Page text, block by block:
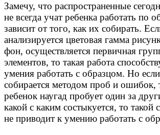
Замечу, что распространенные
не всегда учат ребенка работать по
зависит от того, как их собирать.
анализируется цветовая гамма
фон, осуществляется первичная
элементов, то такая работа
умения работать с образцом. Но
собирается методом проб и ошибок,
ребенок наугад пробует один за
какой с каким состыкуется, то такой
не приводит к умению работать с